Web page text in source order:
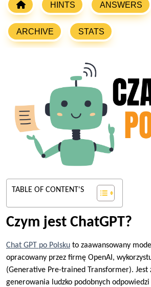
HINTS ANSWERS
ARCHIVE STATS
TABLE OF CONTENT'S
Czym jest ChatGPT?
Chat GPT po Polsku to zaawansowany
opracowany przez firmę OpenAI,
(Generative Pre-trained Transformer). Jest
generowania ludzko podobnych odpowiedzi